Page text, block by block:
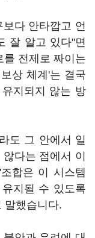
다 안타깝고 언
잘 알고 있다"면
를 전제로 짜이는
상 체계'는 결국
지되지 않는 방
도 그 안에서 일
다는 점에서 이
합은 이 시스템
지될 수 있도록
말했습니다.